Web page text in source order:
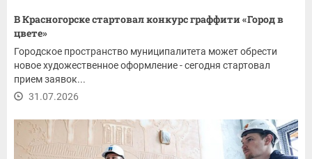
В Красногорске стартовал конкурс граффити «Город в
цвете»
Городское пространство муниципалитета может обрести
новое художественное оформление - сегодня стартовал
прием заявок...
31.07.2026